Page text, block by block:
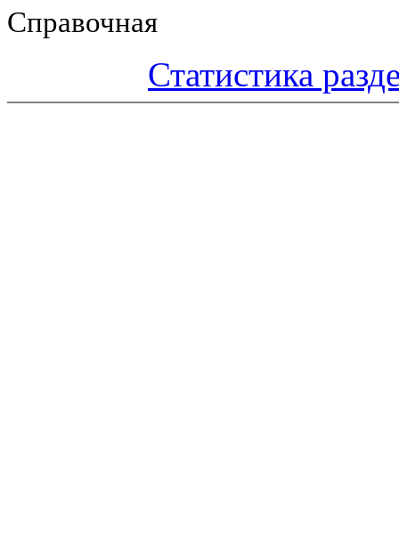
Справочная
Статистика